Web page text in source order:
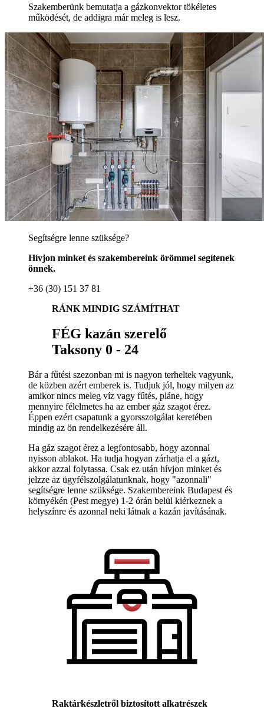
Szakemberünk bemutatja a gázkonvektor tökéletes
működését, de addigra már meleg is lesz.
Segítségre lenne szüksége?
Hívjon minket és szakembereink örömmel segítenek
önnek.
+36 (30) 151 37 81
RÁNK MINDIG SZÁMÍTHAT
FÉG kazán szerelő
Taksony 0 - 24
Bár a fűtési szezonban mi is nagyon terheltek vagyunk,
de közben azért emberek is. Tudjuk jól, hogy milyen az
amikor nincs meleg víz vagy fűtés, pláne, hogy
mennyire félelmetes ha az ember gáz szagot érez.
Éppen ezért csapatunk a gyorsszolgálat keretében
mindig az ön rendelkezésére áll.
Ha gáz szagot érez a legfontosabb, hogy azonnal
nyisson ablakot. Ha tudja hogyan zárhatja el a gázt,
akkor azzal folytassa. Csak ez után hívjon minket és
jelzze az ügyfélszolgálatunknak, hogy "azonnali"
segítségre lenne szüksége. Szakembereink Budapest és
környékén (Pest megye) 1-2 órán belül kiérkeznek a
helyszínre és azonnal neki látnak a kazán javításának.
Raktárkészletről biztosított alkatrészek